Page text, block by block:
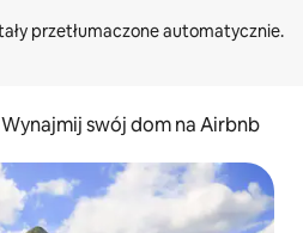
Wynajmij swój dom na Airbnb